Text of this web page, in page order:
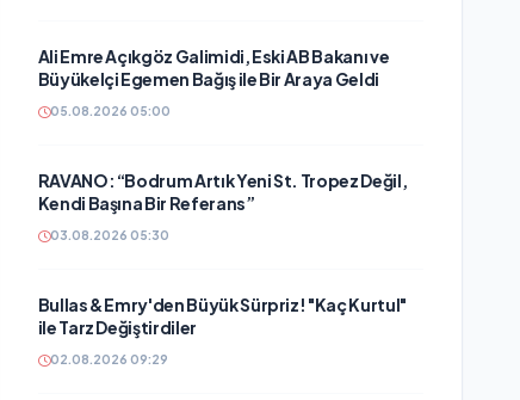
Ali Emre Açıkgöz Galimidi, Eski AB Bakanı ve
Büyükelçi Egemen Bağış ile Bir Araya Geldi
05.08.2026 05:00
RAVANO: “Bodrum Artık Yeni St. Tropez Değil,
Kendi Başına Bir Referans”
03.08.2026 05:30
Bullas & Emry'den Büyük Sürpriz! "Kaç Kurtul"
ile Tarz Değiştirdiler
02.08.2026 09:29